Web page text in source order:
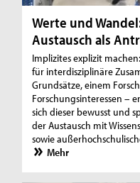
Werte und
Austausch als
Implizites explizit
für interdisziplinäre
Grundsätze, einem
Forschungsinteressen –
sich dieser bewusst und
der Austausch mit
sowie
Mehr